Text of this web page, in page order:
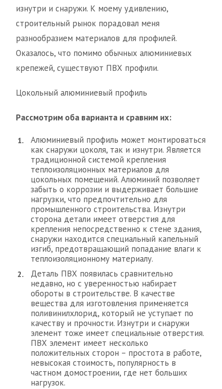
изнутри и снаружи. К моему удивлению,
строительный рынок порадовал меня
разнообразием материалов для профилей.
Оказалось, что помимо обычных алюминиевых
крепежей, существуют ПВХ профили.
Цокольный алюминиевый профиль
Рассмотрим оба варианта и сравним их:
Алюминиевый профиль может монтироваться
как снаружи цоколя, так и изнутри. Является
традиционной системой крепления
теплоизоляционных материалов для
цокольных помещений. Алюминий позволяет
забыть о коррозии и выдерживает большие
нагрузки, что предпочтительно для
промышленного строительства. Изнутри
сторона детали имеет отверстия для
крепления непосредственно к стене здания,
снаружи находится специальный капельный
изгиб, предотвращающий попадание влаги к
теплоизоляционному материалу.
Деталь ПВХ появилась сравнительно
недавно, но с уверенностью набирает
обороты в строительстве. В качестве
вещества для изготовления применяется
поливинилхлорид, который не уступает по
качеству и прочности. Изнутри и снаружи
элемент тоже имеет специальные отверстия.
ПВХ элемент имеет несколько
положительных сторон – простота в работе,
невысокая стоимость, популярность в
частном домостроении, где нет больших
нагрузок.